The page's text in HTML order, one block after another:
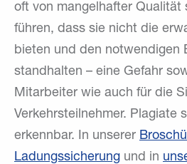
oft von mangelhafter Qualität
führen, dass sie nicht die
bieten und den notwendigen
standhalten – eine Gefahr
Mitarbeiter wie auch für die
Verkehrsteilnehmer. Plagiate
erkennbar. In unserer
Ladungssicherung und in